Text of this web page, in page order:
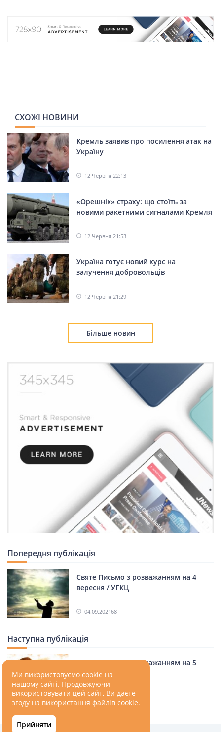
СХОЖІ НОВИНИ
Кремль заявив про посилення атак на
Україну
12 Червня 22:13
«Орешнік» страху: що стоїть за
новими ракетними сигналами Кремля
12 Червня 21:53
Україна готує новий курс на
залучення добровольців
12 Червня 21:29
Більше новин
Попередня публікація
Святе Письмо з розважанням на 4
вересня / УГКЦ
04.09.202168
Наступна публікація
Святе Письмо з розважанням на 5
вересня / УГКЦ
06.09.202168
Ми використовуємо cookie на
нашому сайті. Продовжуючи
використовувати цей сайт, Ви даєте
згоду на використання файлів cookie.
Прийняти